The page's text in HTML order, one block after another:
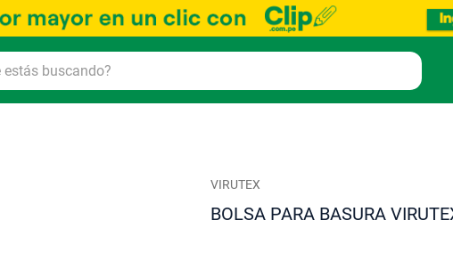
VIRUTEX
BOLSA PARA BASURA